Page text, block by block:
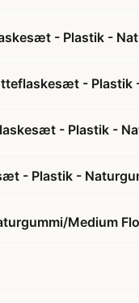
- Plastik -
-
- Plastik -
- Plastik -
Medium